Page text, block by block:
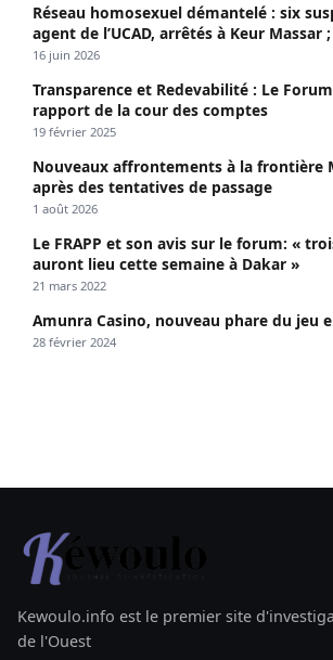
Réseau homosexuel démantelé : six
agent de l’UCAD, arrêtés à Keur Massar
propagé le VIH depuis 2018
16 juin 2026
Transparence et Redevabilité : Le
rapport de la cour des comptes
19 février 2025
Nouveaux affrontements à la frontière
après des tentatives de passage
1 août 2026
Le FRAPP et son avis sur le forum: «
auront lieu cette semaine à Dakar »
21 mars 2022
Amunra Casino, nouveau phare du jeu
28 février 2024
Kewoulo.info est le premier site
de l'Ouest